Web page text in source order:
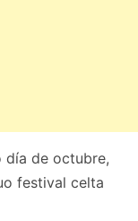
día de octubre,
festival celta